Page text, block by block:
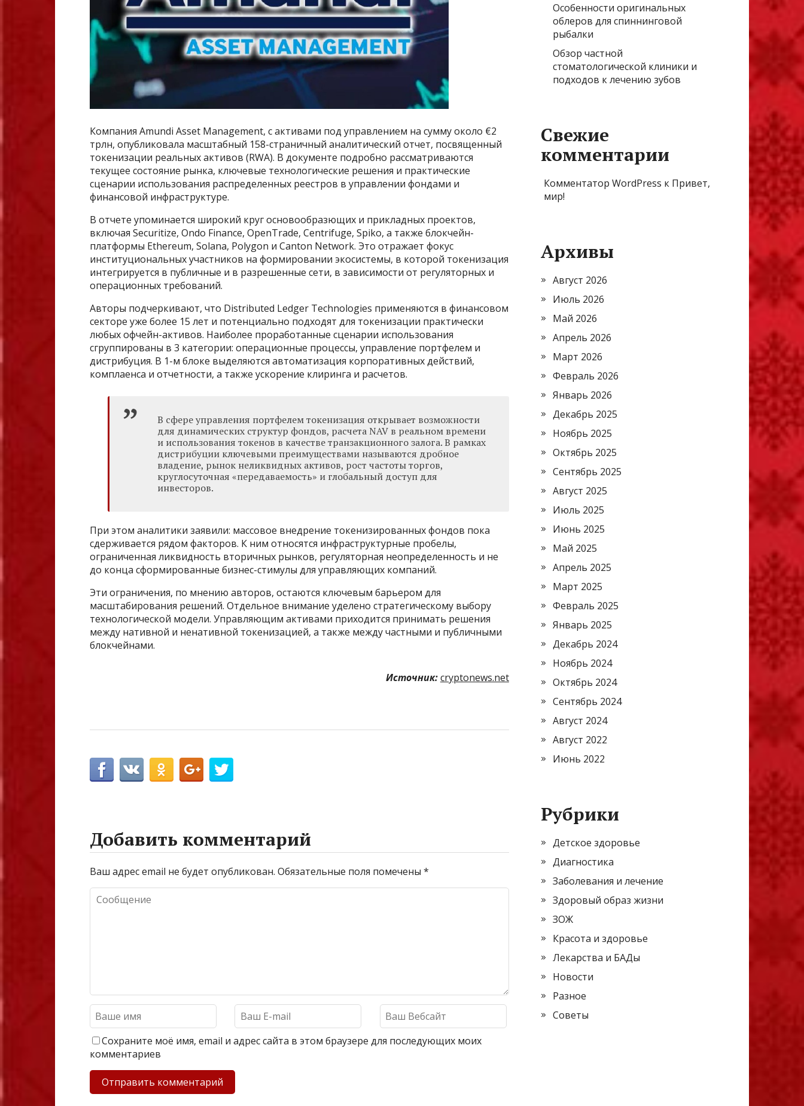
Компания Amundi Asset Management, с активами под управлением на сумму около €2
трлн, опубликовала масштабный 158-страничный аналитический отчет, посвященный
токенизации реальных активов (RWA). В документе подробно рассматриваются
текущее состояние рынка, ключевые технологические решения и практические
сценарии использования распределенных реестров в управлении фондами и
финансовой инфраструктуре.
В отчете упоминается широкий круг основообразющих и прикладных проектов,
включая Securitize, Ondo Finance, OpenTrade, Centrifuge, Spiko, а также блокчейн-
платформы Ethereum, Solana, Polygon и Canton Network. Это отражает фокус
институциональных участников на формировании экосистемы, в которой токенизация
интегрируется в публичные и в разрешенные сети, в зависимости от регуляторных и
операционных требований.
Авторы подчеркивают, что Distributed Ledger Technologies применяются в финансовом
секторе уже более 15 лет и потенциально подходят для токенизации практически
любых офчейн-активов. Наиболее проработанные сценарии использования
сгруппированы в 3 категории: операционные процессы, управление портфелем и
дистрибуция. В 1-м блоке выделяются автоматизация корпоративных действий,
комплаенса и отчетности, а также ускорение клиринга и расчетов.
В сфере управления портфелем токенизация открывает возможности
для динамических структур фондов, расчета NAV в реальном времени
и использования токенов в качестве транзакционного залога. В рамках
дистрибуции ключевыми преимуществами называются дробное
владение, рынок неликвидных активов, рост частоты торгов,
круглосуточная «передаваемость» и глобальный доступ для
инвесторов.
При этом аналитики заявили: массовое внедрение токенизированных фондов пока
сдерживается рядом факторов. К ним относятся инфраструктурные пробелы,
ограниченная ликвидность вторичных рынков, регуляторная неопределенность и не
до конца сформированные бизнес-стимулы для управляющих компаний.
Эти ограничения, по мнению авторов, остаются ключевым барьером для
масштабирования решений. Отдельное внимание уделено стратегическому выбору
технологической модели. Управляющим активами приходится принимать решения
между нативной и ненативной токенизацией, а также между частными и публичными
блокчейнами.
Источник:cryptonews.net
Добавить комментарий
Ваш адрес email не будет опубликован. Обязательные поля помечены *
Сохраните моё имя, email и адрес сайта в этом браузере для последующих моих
комментариев
Особенности оригинальных
облеров для спиннинговой
рыбалки
Обзор частной
стоматологической клиники и
подходов к лечению зубов
Свежие
комментарии
Комментатор WordPress к Привет,
мир!
Архивы
Август 2026
Июль 2026
Май 2026
Апрель 2026
Март 2026
Февраль 2026
Январь 2026
Декабрь 2025
Ноябрь 2025
Октябрь 2025
Сентябрь 2025
Август 2025
Июль 2025
Июнь 2025
Май 2025
Апрель 2025
Март 2025
Февраль 2025
Январь 2025
Декабрь 2024
Ноябрь 2024
Октябрь 2024
Сентябрь 2024
Август 2024
Август 2022
Июнь 2022
Рубрики
Детское здоровье
Диагностика
Заболевания и лечение
Здоровый образ жизни
ЗОЖ
Красота и здоровье
Лекарства и БАДы
Новости
Разное
Советы